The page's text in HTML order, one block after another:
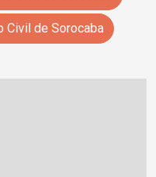
Civil de Sorocaba